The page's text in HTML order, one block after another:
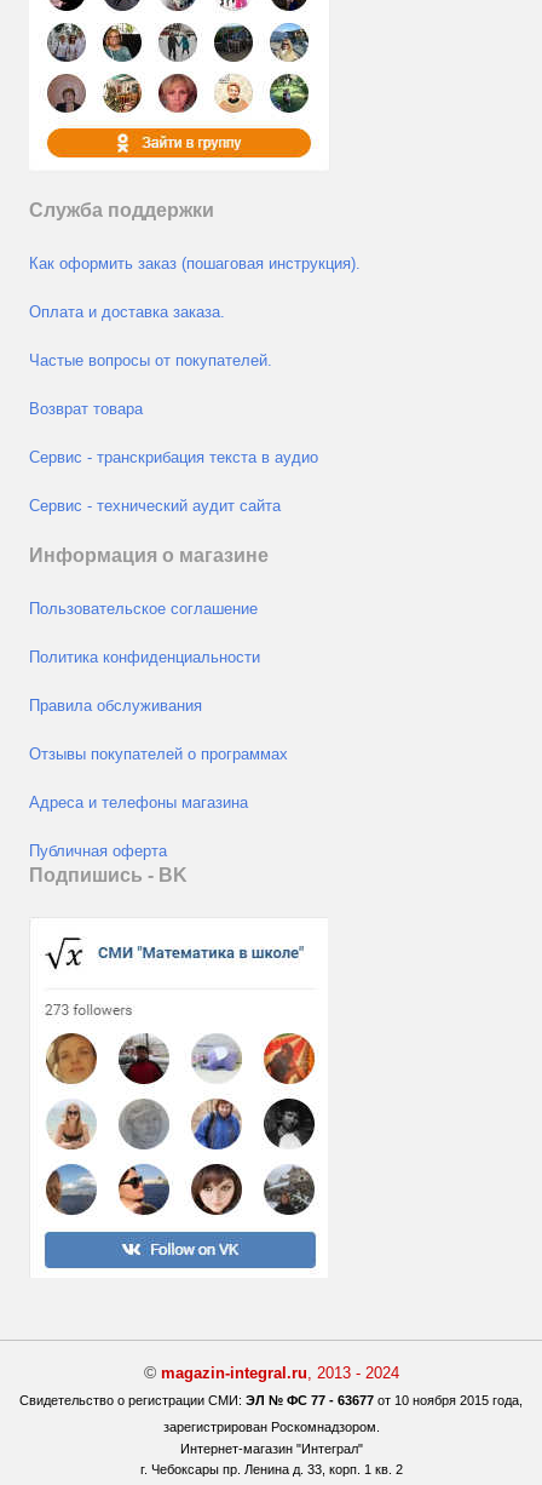
Служба поддержки
Как оформить заказ (пошаговая инструкция).
Оплата и доставка заказа.
Частые вопросы от покупателей.
Возврат товара
Сервис - транскрибация текста в аудио
Сервис - технический аудит сайта
Информация о магазине
Пользовательское соглашение
Политика конфиденциальности
Правила обслуживания
Отзывы покупателей о программах
Адреса и телефоны магазина
Публичная оферта
Подпишись - ВK
© magazin-integral.ru, 2013 - 2024
Свидетельство о регистрации СМИ: ЭЛ № ФС 77 - 63677 от 10 ноября 2015 года,
зарегистрирован Роскомнадзором.
Интернет-магазин "Интеграл"
г. Чебоксары пр. Ленина д. 33, корп. 1 кв. 2